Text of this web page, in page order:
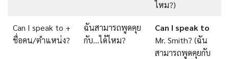
ไหม?)
Can I speak to +
ชื่อคน/ตำแหน่ง?
ฉันสามารถพูดคุย
กับ…ได้ไหม?
Can I speak to
Mr. Smith? (ฉัน
สามารถพูดคุยกับ